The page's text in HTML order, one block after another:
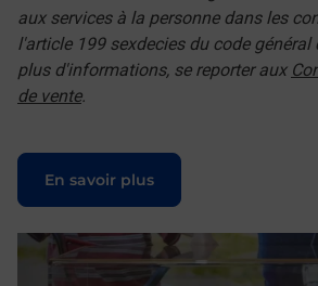
aux services à la personne dans les
l'article 199 sexdecies du code général
plus d'informations, se reporter aux
de vente.
En savoir plus
Le lien s'ouvre dans un nouvel onglet